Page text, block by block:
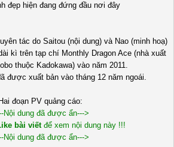
đẹp hiện đang đứng đầu nơi đây
tác do Saitou (nội dung) và Nao (minh hoạ)
kì trên tạp chí Monthly Dragon Ace (nhà xuất
thuộc Kadokawa) vào năm 2011.
được xuất bản vào tháng 12 năm ngoái.
Hai đoạn PV quảng cáo:
Nội dung đã được ẩn--->
bài viếtđể xem nội dung này !!!
Nội dung đã được ẩn--->